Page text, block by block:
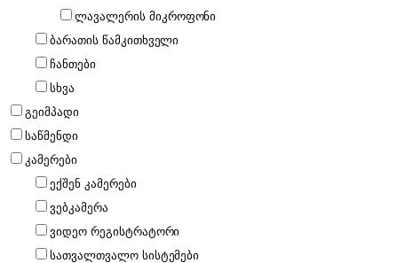
ლავალერის მიკროფონი
ბარათის წამკითხველი
ჩანთები
სხვა
გეიმპადი
საწმენდი
კამერები
ექშენ კამერები
ვებკამერა
ვიდეო რეგისტრატორი
სათვალთვალო სისტემები